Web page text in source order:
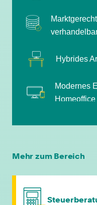
Hybrides
Modernes
Zuschuss
Strukturiertes
Mehr zum Bereich